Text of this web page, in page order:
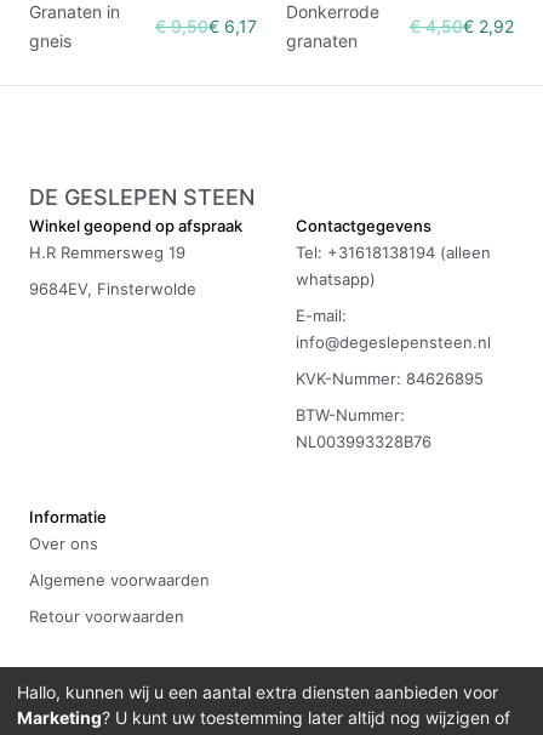
Granaten in
gneis
€ 9,50€ 6,17
Donkerrode
granaten
€ 4,50€ 2,92
DE GESLEPEN STEEN
Winkel geopend op afspraak
H.R Remmersweg 19
9684EV, Finsterwolde
Contactgegevens
Tel: +31618138194 (alleen
whatsapp)
E-mail:
info@degeslepensteen.nl
KVK-Nummer: 84626895
BTW-Nummer:
NL003993328B76
Informatie
Over ons
Algemene voorwaarden
Retour voorwaarden
Hallo, kunnen wij u een aantal extra diensten aanbieden voor
Marketing? U kunt uw toestemming later altijd nog wijzigen of